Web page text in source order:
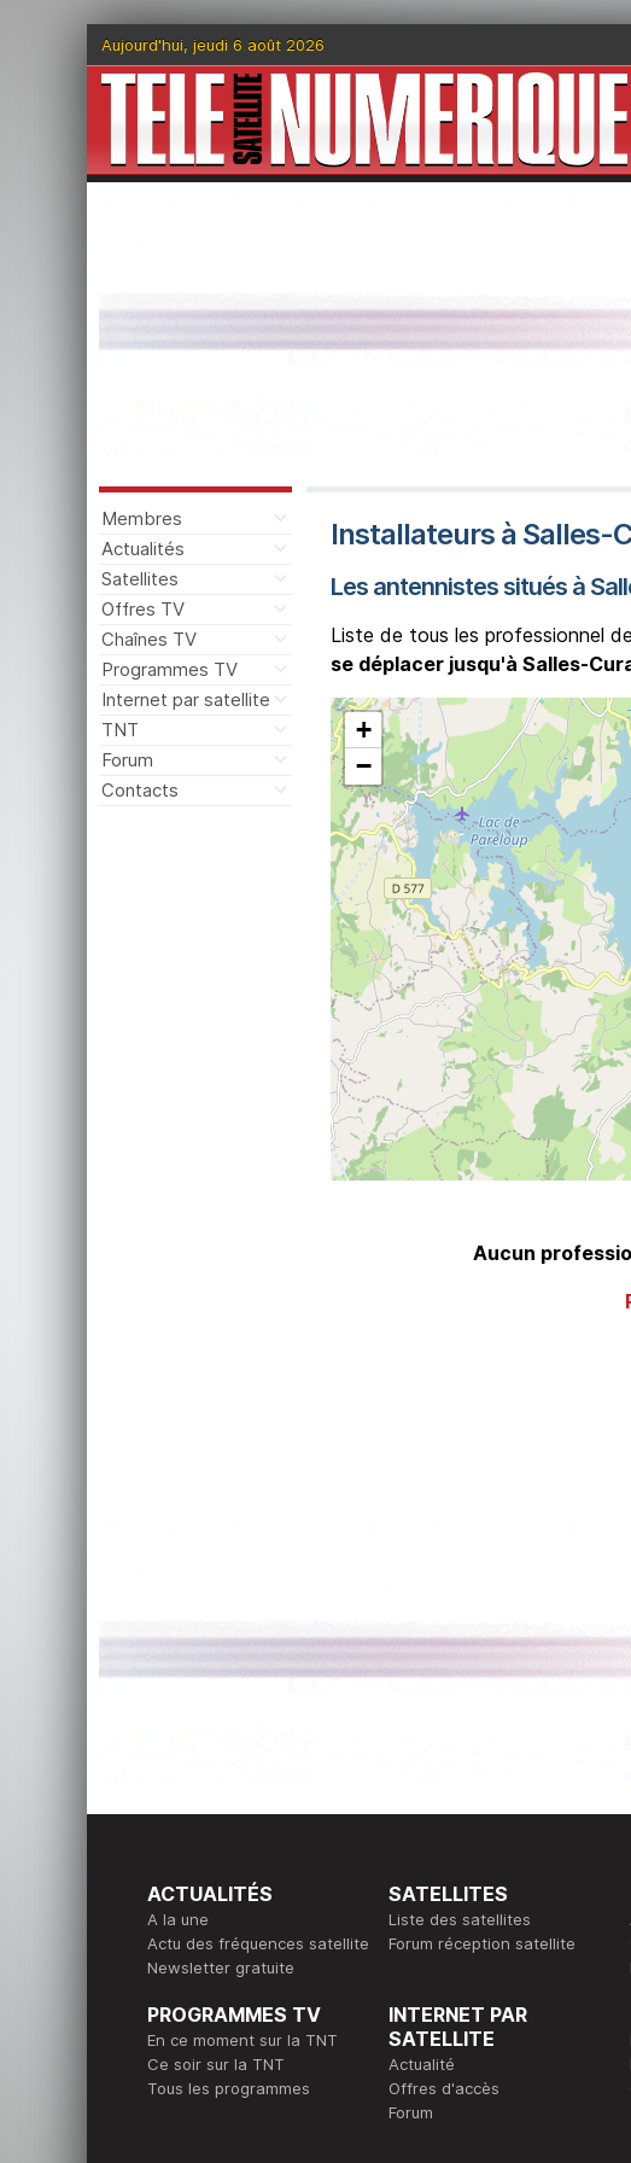
Aujourd'hui, jeudi 6 août 2026
Membres
Actualités
Satellites
Offres TV
Chaînes TV
Programmes TV
Internet par satellite
TNT
Forum
Contacts
Installateurs à Salles-
Les antennistes situés à
Liste de tous les professionnel
se déplacer jusqu'à Salles-
+
−
Aucun
ACTUALITÉS
A la une
Actu des fréquences satellite
Newsletter gratuite
SATELLITES
Liste des satellites
Forum réception satellite
PROGRAMMES TV
En ce moment sur la TNT
Ce soir sur la TNT
Tous les programmes
INTERNET PAR
SATELLITE
Actualité
Offres d'accès
Forum